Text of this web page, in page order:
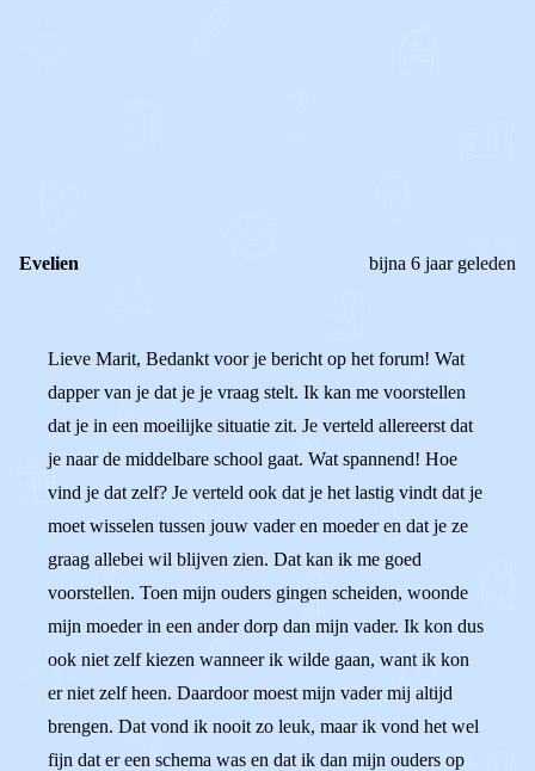
Evelien bijna 6 jaar geleden
Lieve Marit, Bedankt voor je bericht op het forum! Wat
dapper van je dat je je vraag stelt. Ik kan me voorstellen
dat je in een moeilijke situatie zit. Je verteld allereerst dat
je naar de middelbare school gaat. Wat spannend! Hoe
vind je dat zelf? Je verteld ook dat je het lastig vindt dat je
moet wisselen tussen jouw vader en moeder en dat je ze
graag allebei wil blijven zien. Dat kan ik me goed
voorstellen. Toen mijn ouders gingen scheiden, woonde
mijn moeder in een ander dorp dan mijn vader. Ik kon dus
ook niet zelf kiezen wanneer ik wilde gaan, want ik kon
er niet zelf heen. Daardoor moest mijn vader mij altijd
brengen. Dat vond ik nooit zo leuk, maar ik vond het wel
fijn dat er een schema was en dat ik dan mijn ouders op